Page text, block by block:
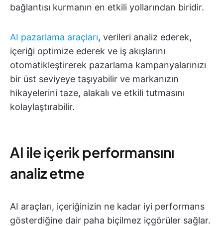
bağlantısı kurmanın en etkili yollarından biridir.
AI pazarlama araçları, verileri analiz ederek,
içeriği optimize ederek ve iş akışlarını
otomatikleştirerek pazarlama kampanyalarınızı
bir üst seviyeye taşıyabilir ve markanızın
hikayelerini taze, alakalı ve etkili tutmasını
kolaylaştırabilir.
AI ile içerik performansını
analiz etme
AI araçları, içeriğinizin ne kadar iyi performans
gösterdiğine dair paha biçilmez içgörüler sağlar.